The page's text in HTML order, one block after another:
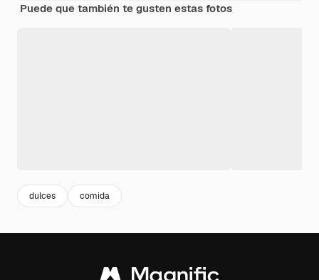
Puede que también te gusten estas fotos
dulces comida